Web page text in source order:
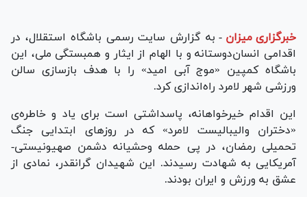
خبرگزاری میزان - به گزارش سایت رسمی باشگاه استقلال، در
اقدامی انسان‌دوستانه و با الهام از ایثار و همبستگی ملی، این
باشگاه کمپین «موج آبی امید» را با هدف بازسازی سالن
ورزشی شهر لامرد راه‌اندازی کرد.
این اقدام خیرخواهانه، پاسداشتی است برای یاد و خاطره‌ی
«دختران والیبالیست لامرد» که در روز‌های ابتدایی جنگ
تحمیلی رمضان، در پی حمله وحشیانه دشمن صهیونیستی-
آمریکایی به شهادت رسیدند. این شهیدان گرانقدر، نمادی از
عشق به ورزش و ایران بودند.